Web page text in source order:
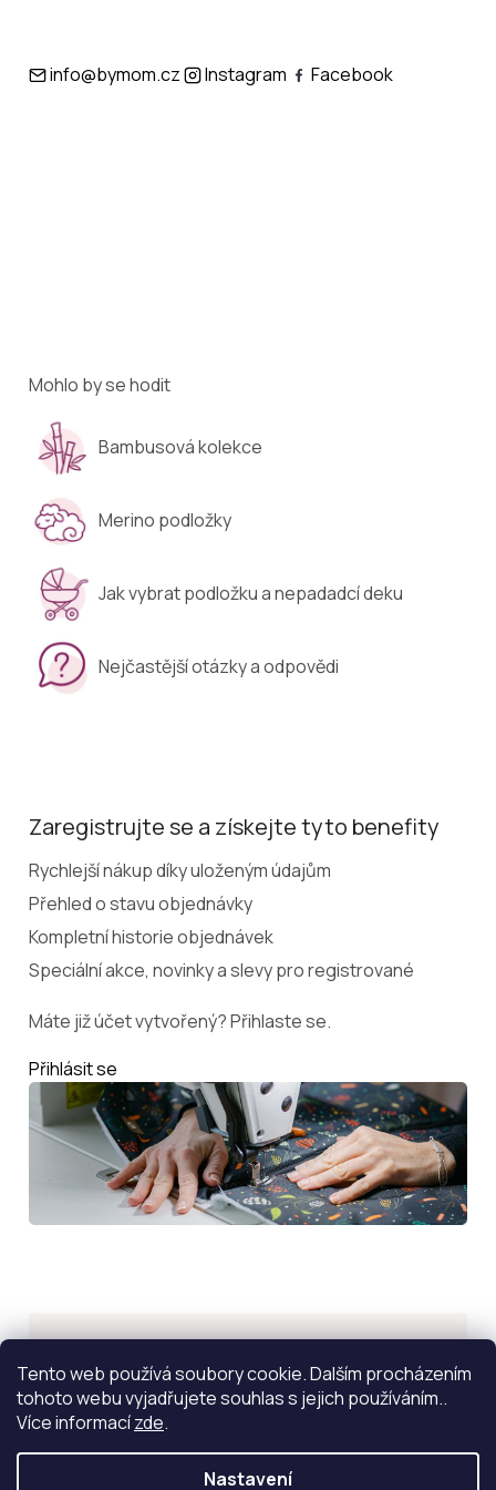
Tento web používá soubory cookie. Dalším procházením
tohoto webu vyjadřujete souhlas s jejich používáním..
Více informacízde.
Nastavení
info@bymom.cz Instagram Facebook
Mohlo by se hodit
Bambusová kolekce
Merino podložky
Jak vybrat podložku a nepadadcí deku
Nejčastější otázky a odpovědi
Zaregistrujte se a získejte tyto benefity
Rychlejší nákup díky uloženým údajům
Přehled o stavu objednávky
Kompletní historie objednávek
Speciální akce, novinky a slevy pro registrované
Máte již účet vytvořený? Přihlaste se.
Přihlásit se
Inspirace
ZOBRAZIT VÍCE